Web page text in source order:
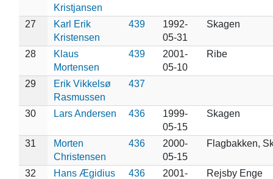
Kristjansen
27
Karl Erik
Kristensen
439
1992-
05-31
Skagen
28
Klaus
Mortensen
439
2001-
05-10
Ribe
29
Erik Vikkelsø
Rasmussen
437
30 Lars Andersen 436
1999-
05-15
Skagen
31
Morten
Christensen
436
2000-
05-15
Flagbakken,
32 Hans Ægidius 436
2001-
Rejsby Enge